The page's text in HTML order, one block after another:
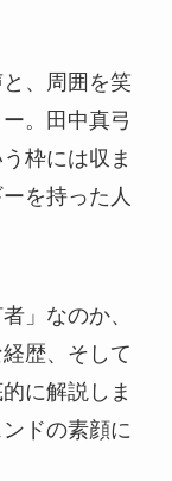
、周囲を笑
。田中真弓
枠には収ま
を持った人
」なのか、
歴、そして
に解説しま
ドの素顔に